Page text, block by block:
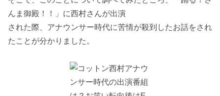
んま御殿！！」に西村さんが出演
された際、アナウンサー時代に苦情が殺到したお話をされ
たことが分かりました。